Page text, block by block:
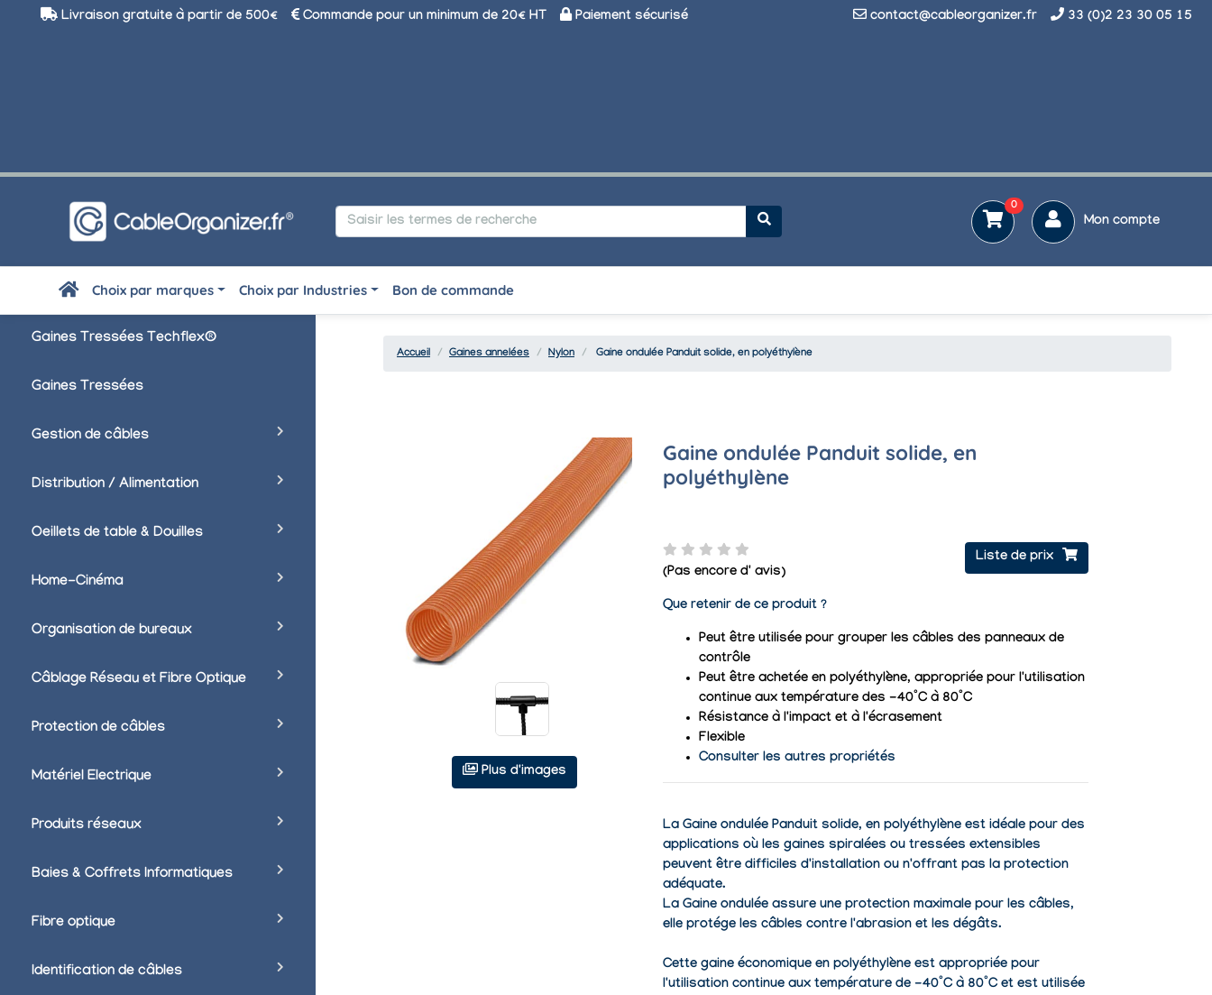
Livraison gratuite à partir de 500€ Commande pour un minimum de 20€ HT Paiement sécurisé contact@cableorganizer.fr 33 (0)2 23 30 05 15
0
Mon compte
Choix par marques Choix par Industries Bon de commande
Gaines Tressées Techflex®
Gaines Tressées
Gestion de câbles
Distribution / Alimentation
Oeillets de table & Douilles
Home-Cinéma
Organisation de bureaux
Câblage Réseau et Fibre Optique
Protection de câbles
Matériel Electrique
Produits réseaux
Baies & Coffrets Informatiques
Fibre optique
Identification de câbles
Accueil Gaines annelées Nylon Gaine ondulée Panduit solide, en polyéthylène
Plus d'images
Gaine ondulée Panduit solide, en
polyéthylène
(Pas encore d' avis)
Liste de prix
Que retenir de ce produit ?
Peut être utilisée pour grouper les câbles des panneaux de
contrôle
Peut être achetée en polyéthylène, appropriée pour l'utilisation
continue aux température des -40°C à 80°C
Résistance à l'impact et à l'écrasement
Flexible
Consulter les autres propriétés
La Gaine ondulée Panduit solide, en polyéthylène est idéale pour des
applications où les gaines spiralées ou tressées extensibles
peuvent être difficiles d'installation ou n'offrant pas la protection
adéquate.
La Gaine ondulée assure une protection maximale pour les câbles,
elle protége les câbles contre l'abrasion et les dégâts.
Cette gaine économique en polyéthylène est appropriée pour
l'utilisation continue aux température de -40°C à 80°C et est utilisée